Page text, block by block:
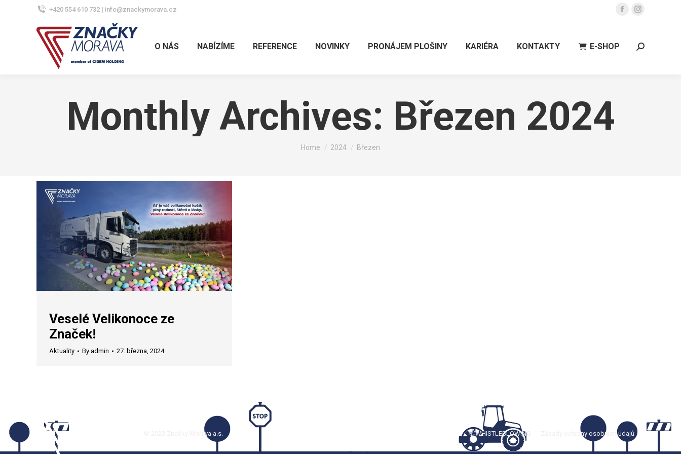
+420 554 610 732 | info@znackymorava.cz
Facebook
opens
Instagram
opens
O NÁS NABÍZÍME REFERENCE NOVINKY PRONÁJEM PLOŠINY KARIÉRA KONTAKTY E-SHOP Search:
Monthly Archives: Březen 2024
You are here:
Home 2024 Březen
Veselé Velikonoce ze
Značek!
Aktuality By admin 27. března, 2024
© 2023 Značky Morava a.s. 📫WHISTLEBLOWING Zásady ochrany osobních údajů